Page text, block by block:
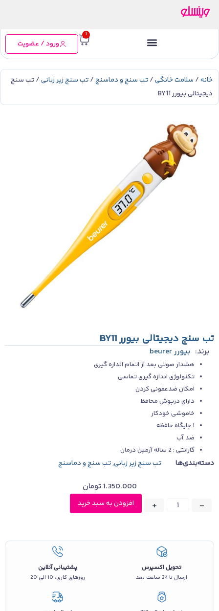
1
ورود / عضویت
خانه/ سلامت خانگی/تب سنج و دماسنج/تب سنج زیر زبانی/ تب سنج
دیجیتالی بیورر BY11
تب سنج دیجیتالی بیورر BY11
برند: بیورر beurer
هشدار صوتی بعد از اتمام اندازه گیری
تکنولوژی اندازه گیری تماسی
امکان ضدعفونی کردن
دارای درپوش محافظ
خاموشی خودکار
۱ جایگاه حافظه
ضد آب
گارانتی : 2 ساله آرمین درمان
دسته‌بندی‌ها تب سنج زیر زبانی,تب سنج و دماسنج
تحویل اکسپرس
ارسال تا 24 ساعت بعد
پشتیبانی آنلاین
روزهای کاری، 10 الی 20
1.350.000تومان
-
+ افزودن به سبد خرید